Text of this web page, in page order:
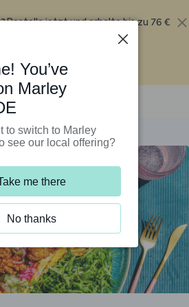
Bestelle jetzt und erhalte bis zu 76 €
ersten fünf Boxen
You’ve
Marley
to switch to Marley
see our local offering?
me there
No thanks